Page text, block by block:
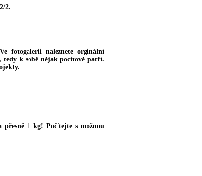
2.
fotogalerii naleznete orginální
k sobě nějak pocitově patří.
1 kg! Počítejte s možnou